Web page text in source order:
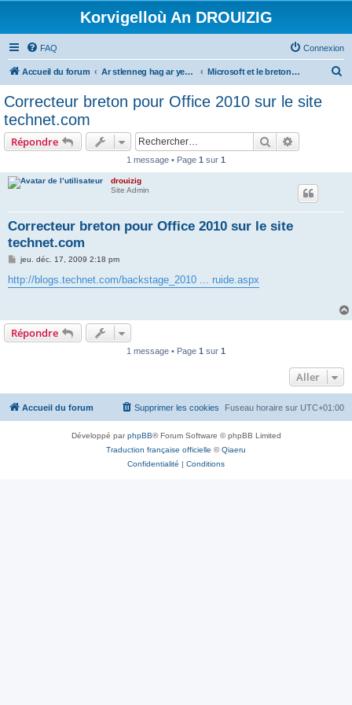
Korvigelloù An DROUIZIG
FAQ Connexion
Accueil du forum Ar stlenneg hag ar yezhoù bihan er bed a-bezh Microsoft et le breton - Microsoft and the Breton language
Correcteur breton pour Office 2010 sur le site
technet.com
Répondre Rechercher
1 message • Page 1 sur 1
drouizig
Site Admin
Correcteur breton pour Office 2010 sur le site
technet.com
M
s
s
jeu. déc. 17, 2009 2:18 pm
http://blogs.technet.com/backstage_2010 ... ruide.aspx
Répondre
1 message • Page 1 sur 1
Aller
Accueil du forum Fuseau horaire sur UTC+01:00
Supprimer les cookies
Développé parphpBB® Forum Software © phpBB Limited
Traduction française officielle ©Qiaeru
Confidentialité | Conditions